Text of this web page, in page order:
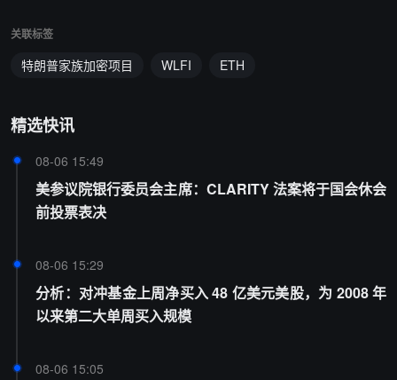
关联标签
特朗普家族加密项目 WLFI ETH
精选快讯
08-06 15:49
美参议院银行委员会主席：CLARITY 法案将于国会休会
前投票表决
08-06 15:29
分析：对冲基金上周净买入 48 亿美元美股，为 2008 年
以来第二大单周买入规模
08-06 15:05